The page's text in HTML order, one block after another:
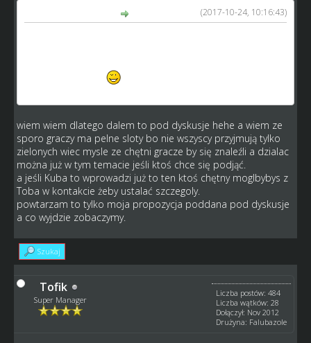
(2017-10-24, 10:16:43)
ps: poza tym trzeba mieć zajętych 7
wiem wiem dlatego dalem to pod dyskusje hehe a wiem ze
sporo graczy ma pelne sloty bo nie wszyscy przyjmują tylko
zielonych wiec mysle ze chętni gracze by się znaleźli a dzialac
można już w tym temacie jeśli ktoś chce się podjąć.
a jeśli Kuba to wprowadzi już to ten ktoś chętny moglbybys z
Toba w kontakcie żeby ustalać szczegoly.
powtarzam to tylko moja propozycja poddana pod dyskusje
a co wyjdzie zobaczymy.
Szukaj
Tofik
Super Manager
Liczba postów: 484
Liczba wątków: 28
Dołączył: Nov 2012
Drużyna: Falubazole